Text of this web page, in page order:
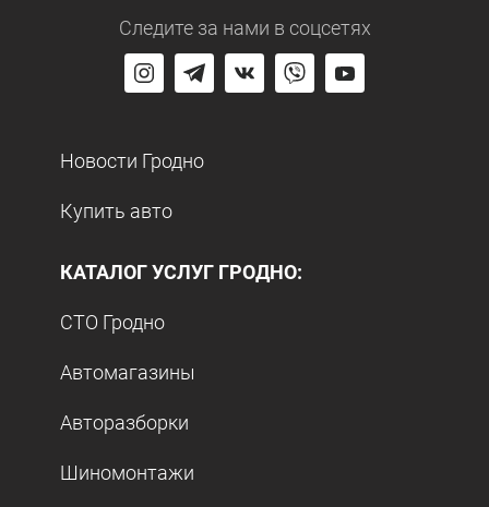
Следите за нами в соцсетях
Новости Гродно
Купить авто
КАТАЛОГ УСЛУГ ГРОДНО:
СТО Гродно
Автомагазины
Авторазборки
Шиномонтажи